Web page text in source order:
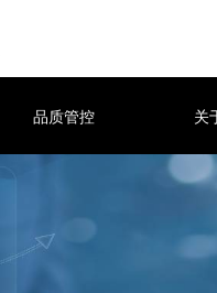
品质管控 关